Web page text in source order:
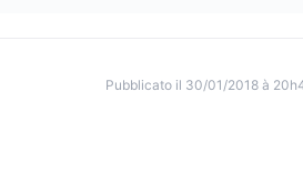
Pubblicato il 30/01/2018 à